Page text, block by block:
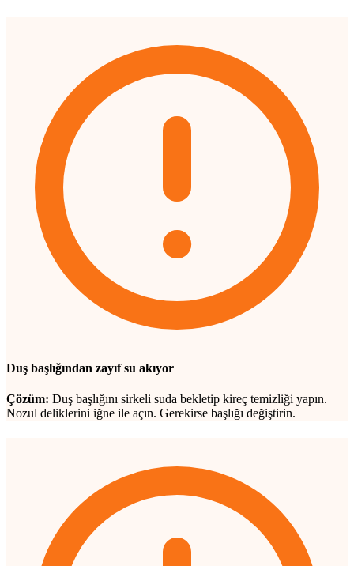
Duş başlığından zayıf su akıyor
Çözüm: Duş başlığını sirkeli suda bekletip kireç temizliği yapın.
Nozul deliklerini iğne ile açın. Gerekirse başlığı değiştirin.